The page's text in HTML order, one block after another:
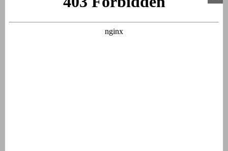
uitzichten over de Luberon-heuvels. In het voorjaar
bloemen langs de oevers. Na de tocht kunt u in